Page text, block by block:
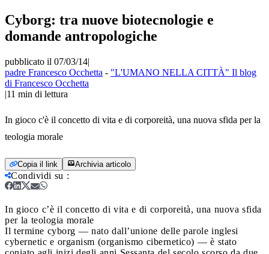
Cyborg: tra nuove biotecnologie e
domande antropologiche
pubblicato il 07/03/14|
padre Francesco Occhetta - "L'UMANO NELLA CITTÀ" Il blog
di Francesco Occhetta
|11 min di lettura
In gioco c'è il concetto di vita e di corporeità, una nuova sfida per la
teologia morale
Copia il link Archivia articolo
Condividi su :
In gioco c’è il concetto di vita e di corporeità, una nuova sfida
per la teologia morale
Il termine cyborg — nato dall’unione delle parole inglesi
cybernetic e organism (organismo cibernetico) — è stato